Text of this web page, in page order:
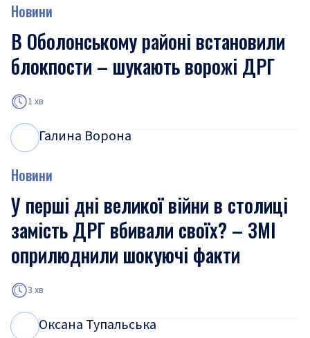
Новини
В Оболонському районі встановили
блокпости – шукають ворожі ДРГ
1 хв
Галина Ворона
Новини
У перші дні великої війни в столиці
замість ДРГ вбивали своїх? – ЗМІ
оприлюднили шокуючі факти
3 хв
Оксана Тупальська